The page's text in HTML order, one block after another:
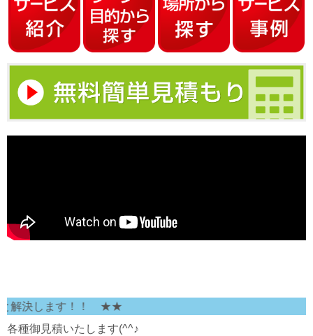
ます！！ ★★
各種御見積いたします(^^♪